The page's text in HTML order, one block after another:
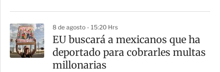
8 de agosto - 15:20 Hrs
EU buscará a mexicanos que ha
deportado para cobrarles multas
millonarias